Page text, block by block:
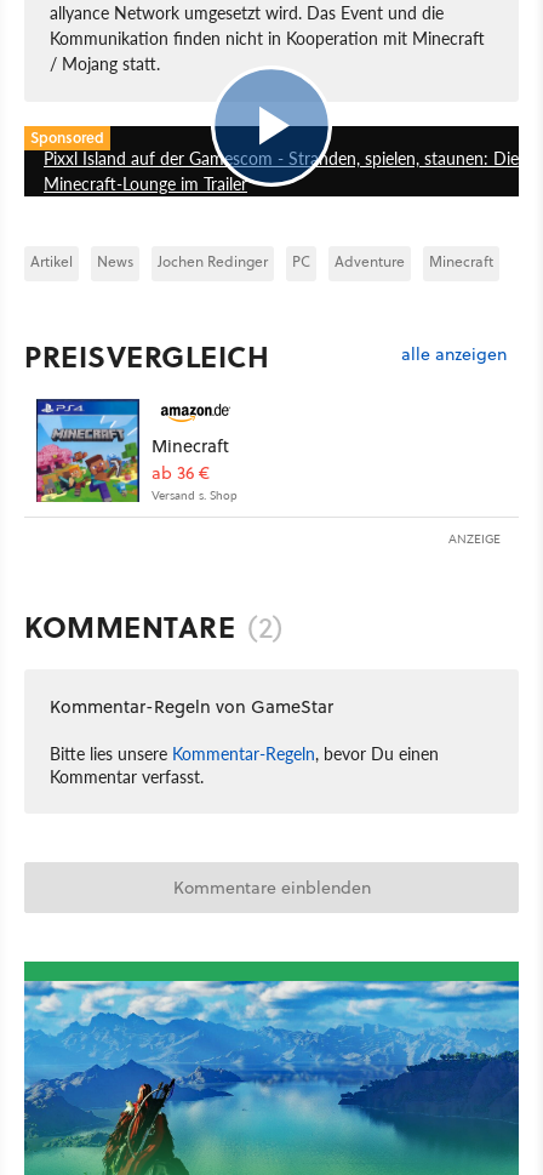
allyance Network umgesetzt wird. Das Event und die
Kommunikation finden nicht in Kooperation mit Minecraft
/ Mojang statt.
Sponsored
Pixxl Island auf der Gamescom - Stranden, spielen, staunen: Die
Minecraft-Lounge im Trailer
Artikel News Jochen Redinger PC Adventure Minecraft
PREISVERGLEICH alle anzeigen
Minecraft
ab 36 €
Versand s. Shop
ANZEIGE
KOMMENTARE (2)
Kommentar-Regeln von GameStar
Bitte lies unsere Kommentar-Regeln, bevor Du einen
Kommentar verfasst.
Kommentare einblenden